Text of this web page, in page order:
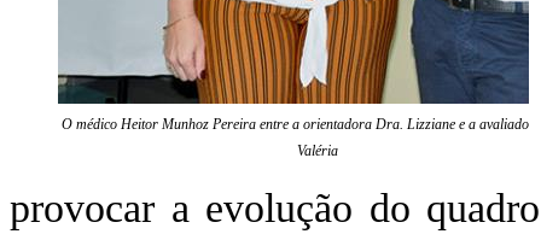
O médico Heitor Munhoz Pereira entre a orientadora Dra. Lizziane e a
Valéria
provocar a evolução do